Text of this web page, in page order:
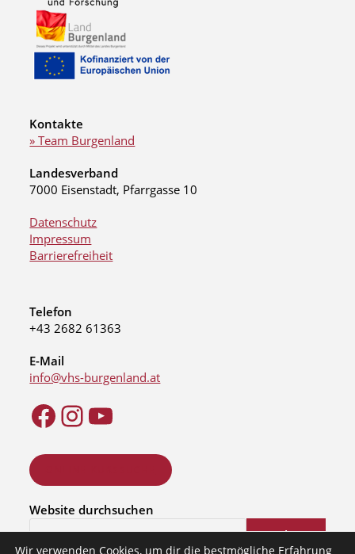
Kontakte
» Team Burgenland
Landesverband
7000 Eisenstadt, Pfarrgasse 10
Datenschutz
Impressum
Barrierefreiheit
Telefon
+43 2682 61363
E-Mail
info@vhs-burgenland.at
Website durchsuchen
Suchen
Wir verwenden Cookies, um dir die bestmögliche Erfahrung